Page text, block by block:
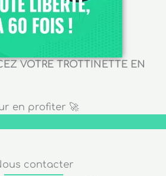
VOTRE TROTTINETTE EN
en profiter 🚀
contacter